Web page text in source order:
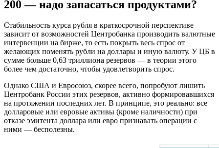
200 — надо запасаться продуктами?
Стабильность курса рубля в краткосрочной перспективе
зависит от возможностей Центробанка производить валютные
интервенции на бирже, то есть покрыть весь спрос от
желающих поменять рубли на доллары и иную валюту. У ЦБ в
сумме больше 0,63 триллиона резервов — в теории этого
более чем достаточно, чтобы удовлетворить спрос.
Однако США и Евросоюз, скорее всего, попробуют лишить
Центробанк России этих резервов, активно формировавшихся
на протяжении последних лет. В принципе, это реально: все
долларовые или евровые активы (кроме наличности) при
отказе эмитента доллара или евро признавать операции с
ними — бесполезны.